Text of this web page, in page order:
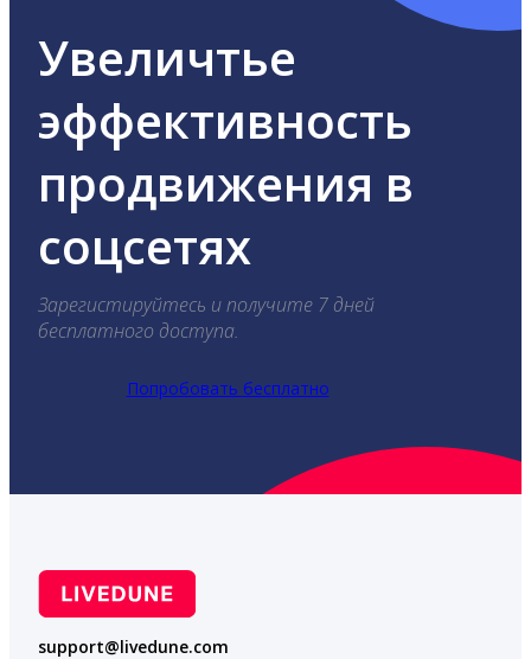
Увеличтье
эффективность
продвижения в
соцсетях
Зарегистируйтесь и получите 7 дней
бесплатного доступа.
Попробовать бесплатно
support@livedune.com